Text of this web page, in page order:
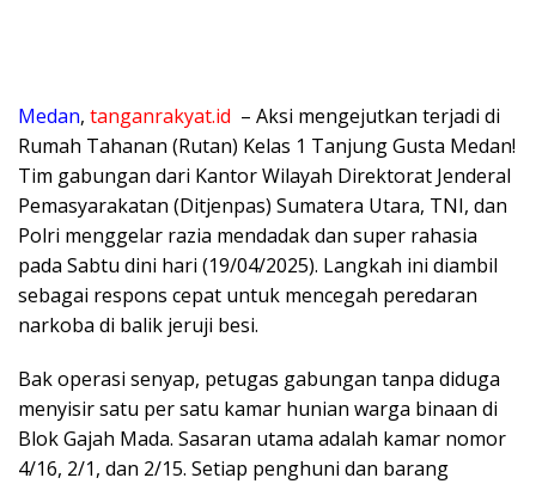
Medan, tanganrakyat.id – Aksi mengejutkan terjadi di
Rumah Tahanan (Rutan) Kelas 1 Tanjung Gusta Medan!
Tim gabungan dari Kantor Wilayah Direktorat Jenderal
Pemasyarakatan (Ditjenpas) Sumatera Utara, TNI, dan
Polri menggelar razia mendadak dan super rahasia
pada Sabtu dini hari (19/04/2025). Langkah ini diambil
sebagai respons cepat untuk mencegah peredaran
narkoba di balik jeruji besi.
Bak operasi senyap, petugas gabungan tanpa diduga
menyisir satu per satu kamar hunian warga binaan di
Blok Gajah Mada. Sasaran utama adalah kamar nomor
4/16, 2/1, dan 2/15. Setiap penghuni dan barang